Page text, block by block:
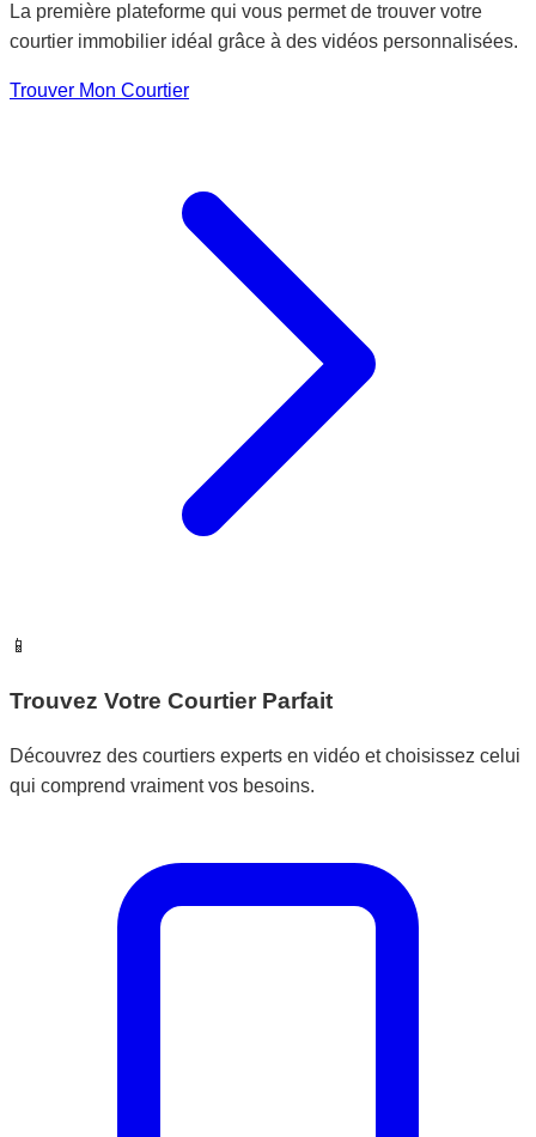
La première plateforme qui vous permet de trouver votre
courtier immobilier idéal grâce à des vidéos personnalisées.
Trouver Mon Courtier
📱
Trouvez Votre Courtier Parfait
Découvrez des courtiers experts en vidéo et choisissez celui
qui comprend vraiment vos besoins.